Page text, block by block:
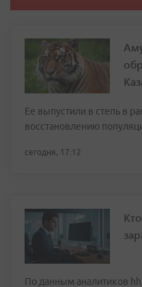
Ее выпустили в степь в
восстановлению
сегодня, 17:12
По данным аналитиков